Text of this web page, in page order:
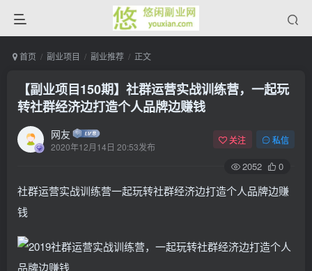
首页 副业项目 副业推荐 正文
【副业项目150期】社群运营实战训练营，一起玩
转社群经济边打造个人品牌边赚钱
网友
2020年12月14日 20:53发布
关注 私信
2052 0
社群运营实战训练营一起玩转社群经济边打造个人品牌边赚
钱